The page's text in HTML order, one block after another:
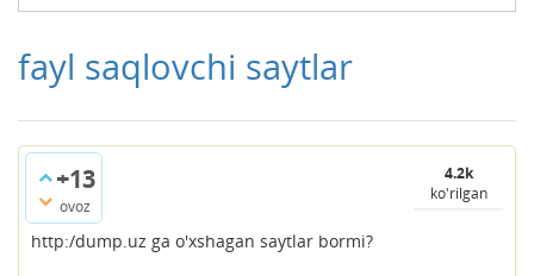
fayl saqlovchi saytlar
+13
ovoz
4.2k
ko'rilgan
http:/dump.uz ga o'xshagan saytlar bormi?